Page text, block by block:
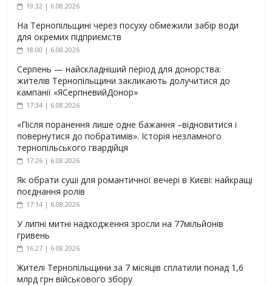
19:32 | 6.08.2026
На Тернопільщині через посуху обмежили забір води
для окремих підприємств
18:00 | 6.08.2026
Серпень — найскладніший період для донорства:
жителів Тернопільщини закликають долучитися до
кампанії «ЯСерпневийДонор»
17:34 | 6.08.2026
«Після поранення лише одне бажання –відновитися і
повернутися до побратимів». Історія незламного
тернопільського гвардійця
17:26 | 6.08.2026
Як обрати суші для романтичної вечері в Києві: найкращі
поєднання ролів
17:14 | 6.08.2026
У липні митні надходження зросли на 77мільйонів
гривень
16:27 | 6.08.2026
Жителі Тернопільщини за 7 місяців сплатили понад 1,6
млрд грн військового збору